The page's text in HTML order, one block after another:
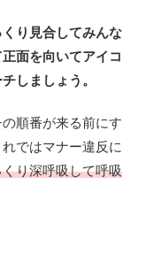
り見合してみんな
面を向いてアイコ
しましょう。
順番が来る前にす
ではマナー違反に
り深呼吸して呼吸